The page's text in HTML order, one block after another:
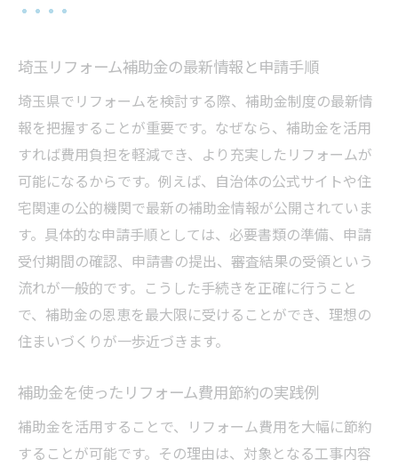
埼玉リフォーム補助金の最新情報と申請手順
埼玉県でリフォームを検討する際、補助金制度の最新情
報を把握することが重要です。なぜなら、補助金を活用
すれば費用負担を軽減でき、より充実したリフォームが
可能になるからです。例えば、自治体の公式サイトや住
宅関連の公的機関で最新の補助金情報が公開されていま
す。具体的な申請手順としては、必要書類の準備、申請
受付期間の確認、申請書の提出、審査結果の受領という
流れが一般的です。こうした手続きを正確に行うこと
で、補助金の恩恵を最大限に受けることができ、理想の
住まいづくりが一歩近づきます。
補助金を使ったリフォーム費用節約の実践例
補助金を活用することで、リフォーム費用を大幅に節約
することが可能です。その理由は、対象となる工事内容